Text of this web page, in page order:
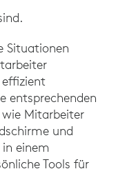
Situationen
entsprechenden
Mitarbeiter
und
einem
Tools für